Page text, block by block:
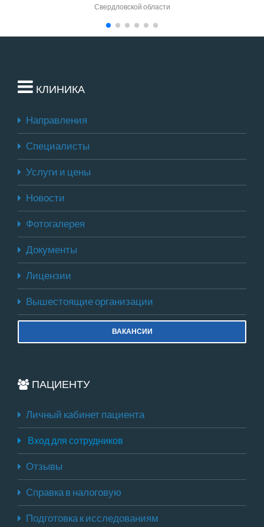
Свердловской области
КЛИНИКА
Направления
Специалисты
Услуги и цены
Новости
Фотогалерея
Документы
Лицензии
Вышестоящие организации
ВАКАНСИИ
ПАЦИЕНТУ
Личный кабинет пациента
Вход для сотрудников
Отзывы
Справка в налоговую
Подготовка к исследованиям